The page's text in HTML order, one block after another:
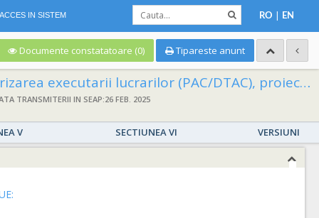
ACCES IN SISTEM RO | EN
Documente constatatoare (0) Tipareste anunt
FLORIS, LOT 2 : Modernizare strada IOAN CIORDAS LOT 3 : Modernizare strada GHEORGHE IONESCU-SISESTI LOT 4 : Modernizare strada FRANCISC HUBIC, LOT 5 : Modernizare strada AUREL COVACI, LOT 6 : Modernizare strada BUNYITAI VINCE, LOT 7 : Drum de legatura intre strada SANTAULUI si MATEI CORVIN, Municipiul Oradea, cod unic 4230487/2021/7
TRANSMITERII IN SEAP:26 FEB. 2025
V SECTIUNEA VI
VERSIUNI